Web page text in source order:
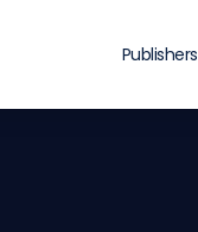
Publishers